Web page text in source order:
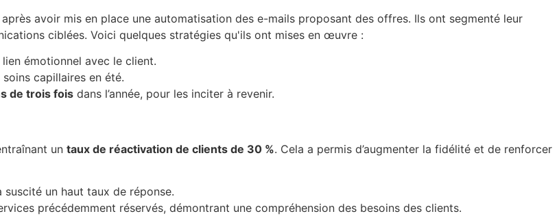
avoir mis en place une automatisation des e-mails proposant des offres. Ils ont segmenté leur
ciblées. Voici quelques stratégies qu'ils ont mises en œuvre :
émotionnel avec le client.
capillaires en été.
de trois fois dans l’année, pour les inciter à revenir.
un taux de réactivation de clients de 30 %. Cela a permis d’augmenter la fidélité et de renforcer
suscité un haut taux de réponse.
précédemment réservés, démontrant une compréhension des besoins des clients.